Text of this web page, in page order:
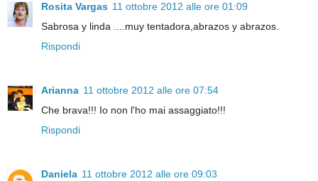
Rosita Vargas 11 ottobre 2012 alle ore 01:09
Sabrosa y linda ....muy tentadora,abrazos y abrazos.
Rispondi
Arianna 11 ottobre 2012 alle ore 07:54
Che brava!!! Io non l'ho mai assaggiato!!!
Rispondi
Daniela 11 ottobre 2012 alle ore 09:03